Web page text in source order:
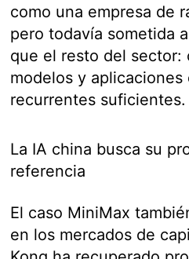
como una empresa de
pero todavía sometida
que el resto del sector:
modelos y aplicaciones
recurrentes suficientes.
La IA china busca su
referencia
El caso MiniMax
en los mercados de